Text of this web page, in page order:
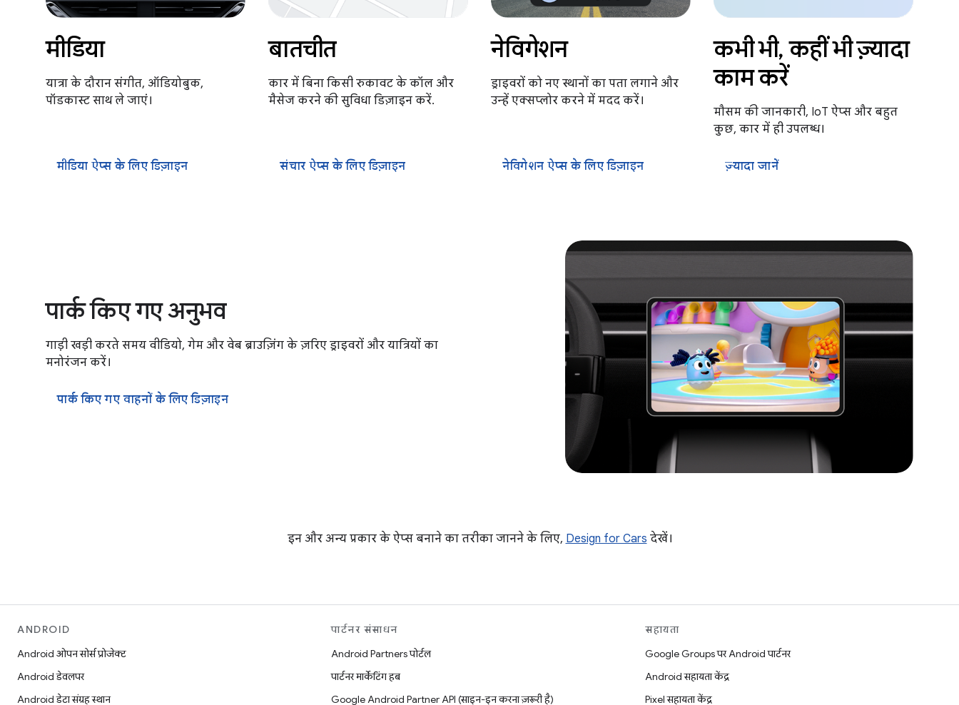
मीडिया
यात्रा के दौरान संगीत, ऑडियोबुक,
पॉडकास्ट साथ ले जाएं।
मीडिया ऐप्स के लिए डिज़ाइन
बातचीत
कार में बिना किसी रुकावट के कॉल और
मैसेज करने की सुविधा डिज़ाइन करें.
संचार ऐप्स के लिए डिज़ाइन
नेविगेशन
ड्राइवरों को नए स्थानों का पता लगाने और
उन्हें एक्सप्लोर करने में मदद करें।
नेविगेशन ऐप्स के लिए डिज़ाइन
कभी भी, कहीं भी ज़्यादा
काम करें
मौसम की जानकारी, IoT ऐप्स और बहुत
कुछ, कार में ही उपलब्ध।
ज़्यादा जानें
पार्क किए गए अनुभव
गाड़ी खड़ी करते समय वीडियो, गेम और वेब ब्राउज़िंग के ज़रिए ड्राइवरों और यात्रियों का
मनोरंजन करें।
पार्क किए गए वाहनों के लिए डिज़ाइन
इन और अन्य प्रकार के ऐप्स बनाने का तरीका जानने के लिए, Design for Cars देखें।
ANDROID
Android ओपन सोर्स प्रोजेक्ट
Android डेवलपर
Android डेटा संग्रह स्थान
पार्टनर संसाधन
Android Partners पोर्टल
पार्टनर मार्केटिंग हब
Google Android Partner API (साइन-इन करना ज़रूरी है)
सहायता
Google Groups पर Android पार्टनर
Android सहायता केंद्र
Pixel सहायता केंद्र